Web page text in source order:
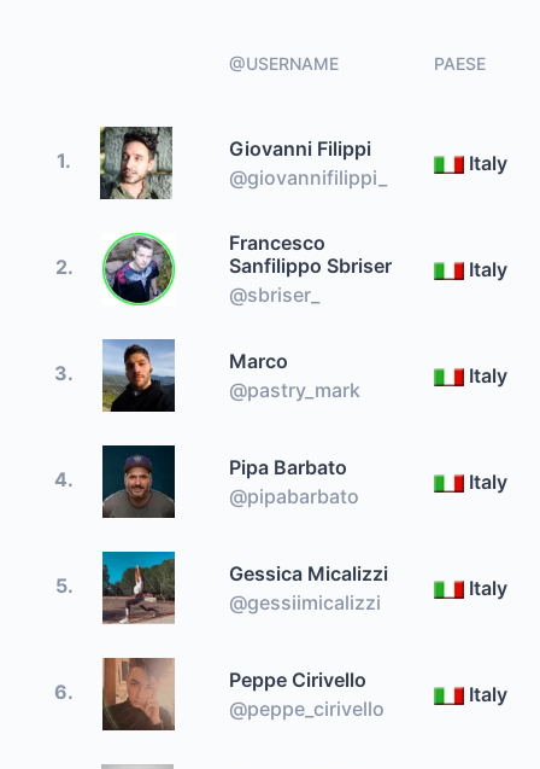
@USERNAME PAESE
1.
Giovanni Filippi
@giovannifilippi_
Italy
2.
Francesco
Sanfilippo Sbriser
@sbriser_
Italy
3.
Marco
@pastry_mark
Italy
4.
Pipa Barbato
@pipabarbato
Italy
5.
Gessica Micalizzi
@gessiimicalizzi
Italy
6.
Peppe Cirivello
@peppe_cirivello
Italy